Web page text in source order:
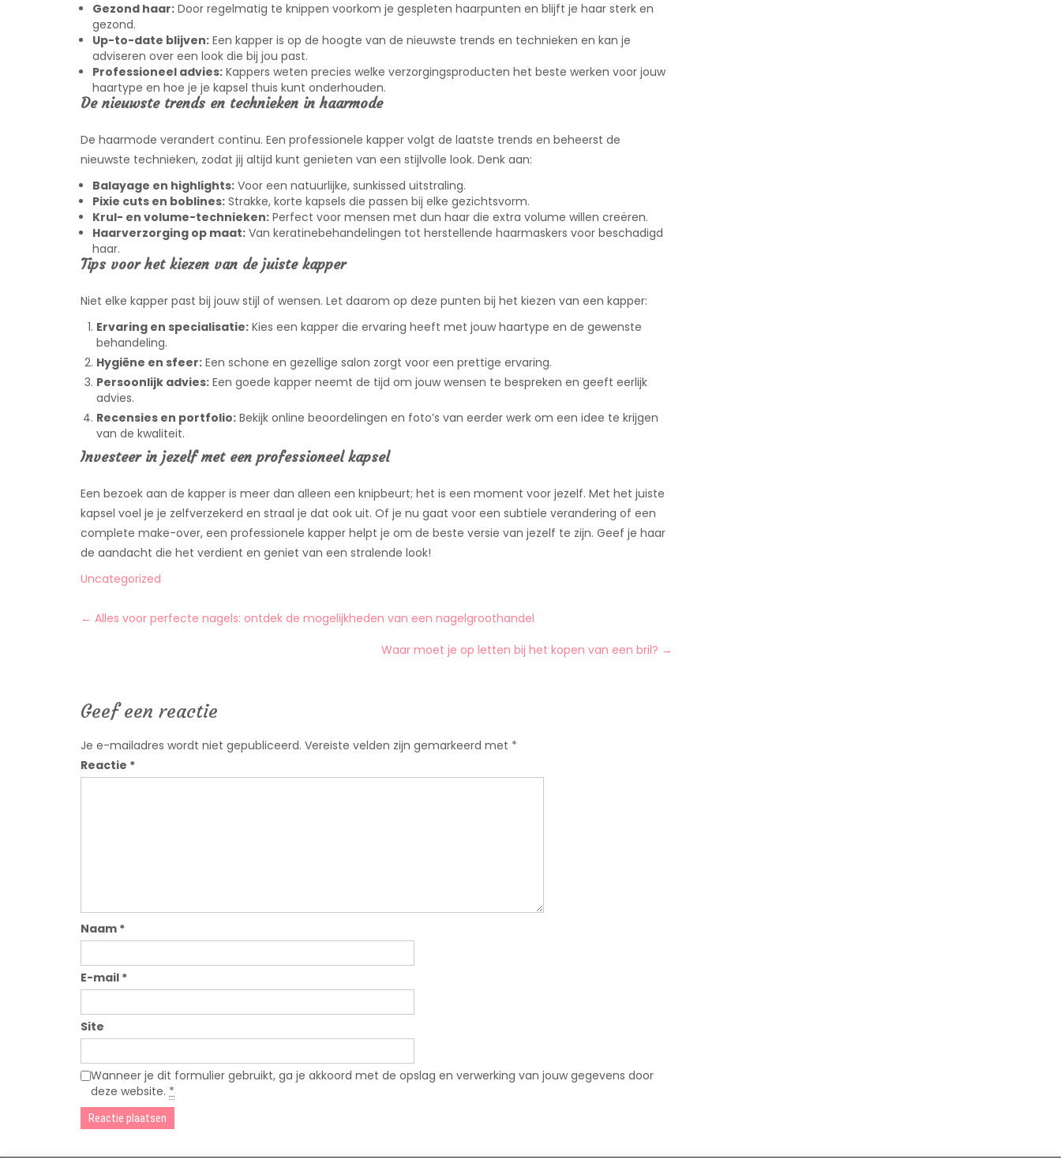
Gezond haar: Door regelmatig te knippen voorkom je gespleten haarpunten en blijft je haar sterk en
gezond.
Up-to-date blijven: Een kapper is op de hoogte van de nieuwste trends en technieken en kan je
adviseren over een look die bij jou past.
Professioneel advies: Kappers weten precies welke verzorgingsproducten het beste werken voor jouw
haartype en hoe je je kapsel thuis kunt onderhouden.
De nieuwste trends en technieken in haarmode
De haarmode verandert continu. Een professionele kapper volgt de laatste trends en beheerst de
nieuwste technieken, zodat jij altijd kunt genieten van een stijlvolle look. Denk aan:
Balayage en highlights: Voor een natuurlijke, sunkissed uitstraling.
Pixie cuts en boblines: Strakke, korte kapsels die passen bij elke gezichtsvorm.
Krul- en volume-technieken: Perfect voor mensen met dun haar die extra volume willen creëren.
Haarverzorging op maat: Van keratinebehandelingen tot herstellende haarmaskers voor beschadigd
haar.
Tips voor het kiezen van de juiste kapper
Niet elke kapper past bij jouw stijl of wensen. Let daarom op deze punten bij het kiezen van een kapper:
Ervaring en specialisatie: Kies een kapper die ervaring heeft met jouw haartype en de gewenste
behandeling.
Hygiëne en sfeer: Een schone en gezellige salon zorgt voor een prettige ervaring.
Persoonlijk advies: Een goede kapper neemt de tijd om jouw wensen te bespreken en geeft eerlijk
advies.
Recensies en portfolio: Bekijk online beoordelingen en foto’s van eerder werk om een idee te krijgen
van de kwaliteit.
Investeer in jezelf met een professioneel kapsel
Een bezoek aan de kapper is meer dan alleen een knipbeurt; het is een moment voor jezelf. Met het juiste
kapsel voel je je zelfverzekerd en straal je dat ook uit. Of je nu gaat voor een subtiele verandering of een
complete make-over, een professionele kapper helpt je om de beste versie van jezelf te zijn. Geef je haar
de aandacht die het verdient en geniet van een stralende look!
Uncategorized
Post
← Alles voor perfecte nagels: ontdek de mogelijkheden van een nagelgroothandel
Waar moet je op letten bij het kopen van een bril? →
Geef een reactie
Je e-mailadres wordt niet gepubliceerd. Vereiste velden zijn gemarkeerd met *
Reactie *
Naam *
E-mail *
Site
Wanneer je dit formulier gebruikt, ga je akkoord met de opslag en verwerking van jouw gegevens door
deze website. *
l